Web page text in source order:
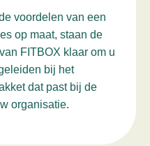
voordelen van een
op maat, staan de
FITBOX klaar om u
bij het
dat past bij de
organisatie.